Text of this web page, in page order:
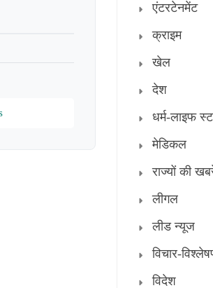
एंटरटेनमेंट
क्राइम
खेल
देश
धर्म-लाइफ
मेडिकल
राज्यों की
लीगल
लीड न्यूज
विचार-
विदेश